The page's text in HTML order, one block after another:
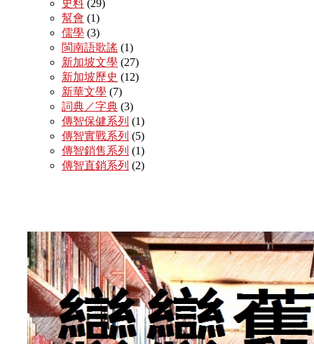
史料 (29)
幫會 (1)
儒學 (3)
閩南語歌謠 (1)
新加坡文學 (27)
新加坡歷史 (12)
新華文學 (7)
詞典／字典 (3)
傳智保健系列 (1)
傳智實戰系列 (5)
傳智銷售系列 (1)
傳智直銷系列 (2)